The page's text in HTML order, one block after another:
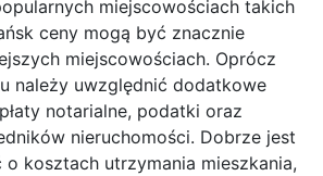
miejscowościach takich
ceny mogą być znacznie
miejscowościach. Oprócz
należy uwzględnić dodatkowe
notarialne, podatki oraz
nieruchomości. Dobrze jest
kosztach utrzymania mieszkania,